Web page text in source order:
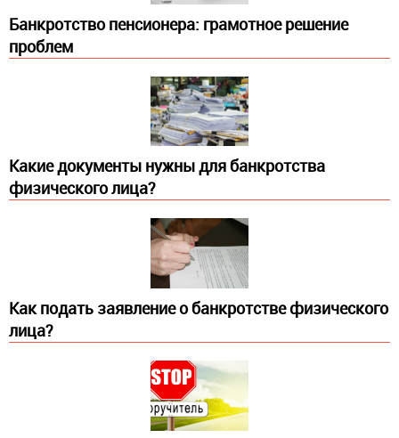
Банкротство пенсионера: грамотное решение
проблем
Какие документы нужны для банкротства
физического лица?
Как подать заявление о банкротстве физического
лица?